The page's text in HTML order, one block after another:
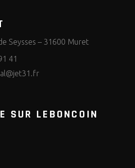
Seysses – 31600 Muret
41
SUR LEBONCOIN